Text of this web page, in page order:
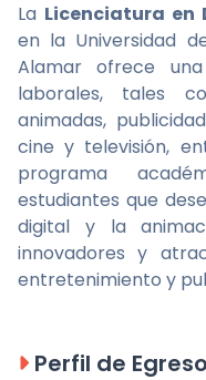
La Licenciatura en
en la Universidad
Alamar ofrece
laborales, tales
animadas,
cine y televisión,
programa
estudiantes que
digital y la
innovadores y
entretenimiento y
Perfil de Egreso